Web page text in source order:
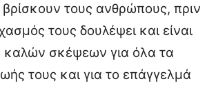
βρίσκουν τους ανθρώπους, πριν
τους δουλέψει και είναι
καλών σκέψεων για όλα τα
τους και για το επάγγελμά